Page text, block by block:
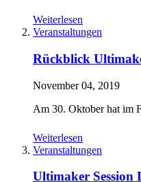
Weiterlesen
Veranstaltungen
Rückblick
November 04, 2019
Am 30. Oktober hat im
Weiterlesen
Veranstaltungen
Ultimaker Session